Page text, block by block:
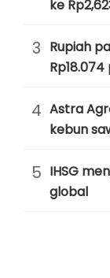
ke
3 Rupiah
4 Astra
kebun
5 IHSG
global